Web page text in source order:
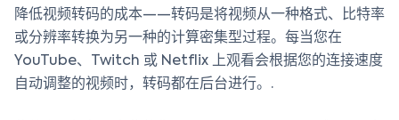
降低视频转码的成本——转码是将视频从一种格式、比特率
或分辨率转换为另一种的计算密集型过程。每当您在
YouTube、Twitch 或 Netflix 上观看会根据您的连接速度
自动调整的视频时，转码都在后台进行。.